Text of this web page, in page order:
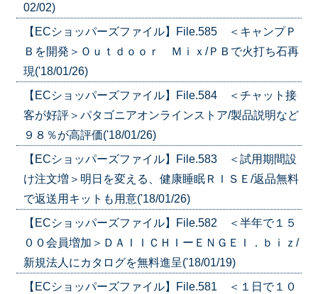
02/02)
【ECショッパーズファイル】File.585 ＜キャンプＰ
Ｂを開発＞Ｏｕｔｄｏｏｒ Ｍｉｘ/ＰＢで火打ち石再
現('18/01/26)
【ECショッパーズファイル】File.584 ＜チャット接
客が好評＞パタゴニアオンラインストア/製品説明など
９８％が高評価('18/01/26)
【ECショッパーズファイル】File.583 ＜試用期間設
け注文増＞明日を変える、健康睡眠ＲＩＳＥ/返品無料
で返送用キットも用意('18/01/26)
【ECショッパーズファイル】File.582 ＜半年で１５
００会員増加＞ＤＡＩＩＣＨＩーＥＮＧＥＩ．ｂｉｚ/
新規法人にカタログを無料進呈('18/01/19)
【ECショッパーズファイル】File.581 ＜１日で１０